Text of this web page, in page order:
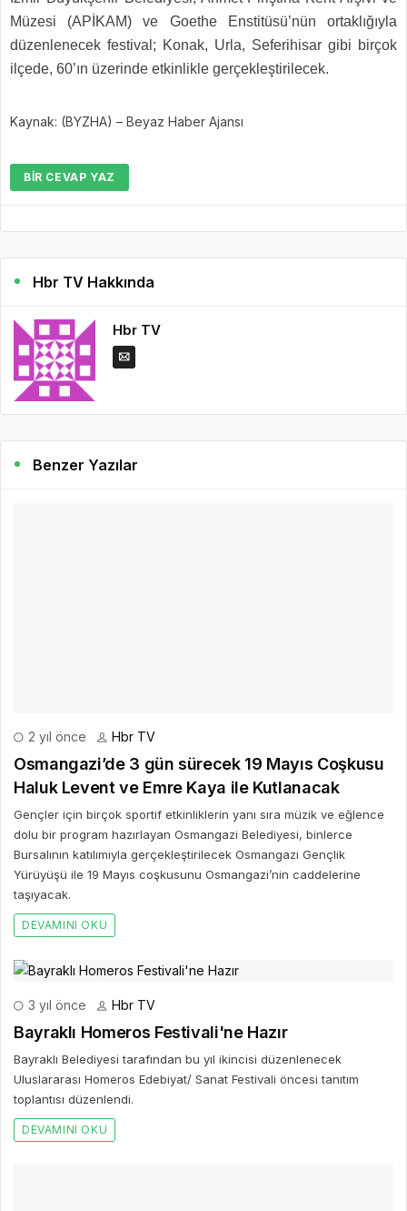
Müzesi (APİKAM) ve Goethe Enstitüsü’nün ortaklığıyla
düzenlenecek festival; Konak, Urla, Seferihisar gibi birçok
ilçede, 60’ın üzerinde etkinlikle gerçekleştirilecek.
Kaynak: (BYZHA) – Beyaz Haber Ajansı
BIR CEVAP YAZ
Hbr TV Hakkında
Hbr TV
Benzer Yazılar
2 yıl önce Hbr TV
Osmangazi’de 3 gün sürecek 19 Mayıs Coşkusu
Haluk Levent ve Emre Kaya ile Kutlanacak
Gençler için birçok sportif etkinliklerin yanı sıra müzik ve eğlence
dolu bir program hazırlayan Osmangazi Belediyesi, binlerce
Bursalının katılımıyla gerçekleştirilecek Osmangazi Gençlik
Yürüyüşü ile 19 Mayıs coşkusunu Osmangazi’nin caddelerine
taşıyacak.
DEVAMINI OKU
3 yıl önce Hbr TV
Bayraklı Homeros Festivali'ne Hazır
Bayraklı Belediyesi tarafından bu yıl ikincisi düzenlenecek
Uluslararası Homeros Edebiyat/ Sanat Festivali öncesi tanıtım
toplantısı düzenlendi.
DEVAMINI OKU